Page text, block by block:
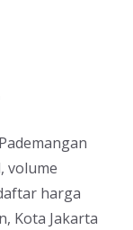
volume
harga
Kota Jakarta